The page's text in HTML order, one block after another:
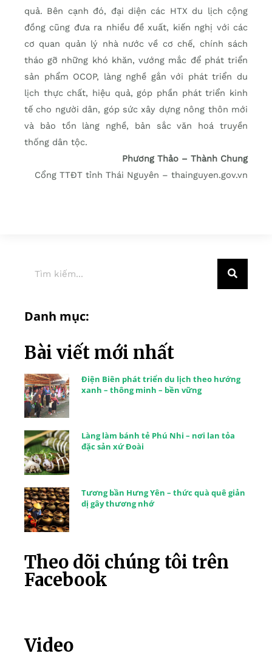
quả. Bên cạnh đó, đại diện các HTX du lịch cộng
đồng cũng đưa ra nhiều đề xuất, kiến nghị với các
cơ quan quản lý nhà nước về cơ chế, chính sách
tháo gỡ những khó khăn, vướng mắc để phát triển
sản phẩm OCOP, làng nghề gắn với phát triển du
lịch thực chất, hiệu quả, góp phần phát triển kinh
tế cho người dân, góp sức xây dựng nông thôn mới
và bảo tồn làng nghề, bản sắc văn hoá truyền
thống dân tộc.
Phương Thảo – Thành Chung
Cổng TTĐT tỉnh Thái Nguyên – thainguyen.gov.vn
Danh mục:
Bài viết mới nhất
Điện Biên phát triển du lịch theo hướng
xanh – thông minh – bền vững
Làng làm bánh tẻ Phú Nhi – nơi lan tỏa
đặc sản xứ Đoài
Tương bần Hưng Yên – thức quà quê giản
dị gây thương nhớ
Theo dõi chúng tôi trên
Facebook
Video